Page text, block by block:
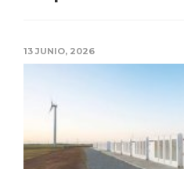
13 JUNIO, 2026